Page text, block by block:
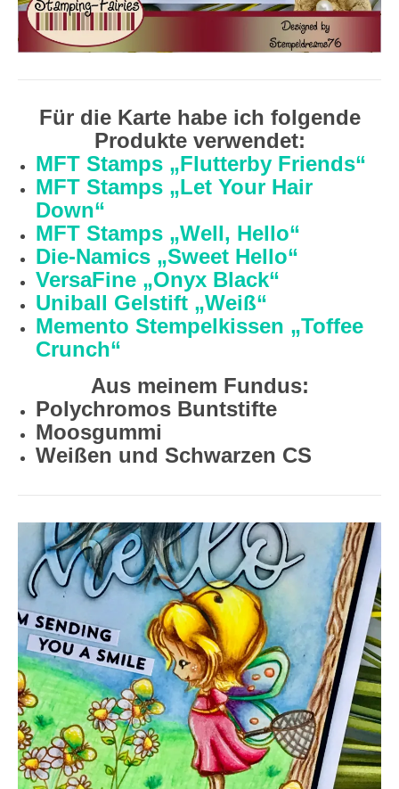
Für die Karte habe ich folgende
Produkte verwendet:
MFT Stamps „Flutterby Friends“
MFT Stamps „Let Your Hair
Down“
MFT Stamps „Well, Hello“
Die-Namics „Sweet Hello“
VersaFine „Onyx Black“
Uniball Gelstift „Weiß“
Memento Stempelkissen „Toffee
Crunch“
Aus meinem Fundus:
Polychromos Buntstifte
Moosgummi
Weißen und Schwarzen CS